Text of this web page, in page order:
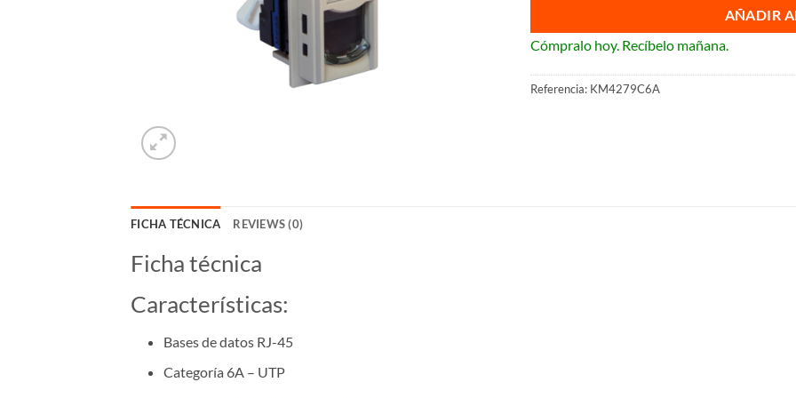
AÑADIR
Cómpralo hoy. Recíbelo mañana.
Referencia: KM4279C6A
FICHA TÉCNICA REVIEWS (0)
Ficha técnica
Características:
Bases de datos RJ-45
Categoría 6A – UTP